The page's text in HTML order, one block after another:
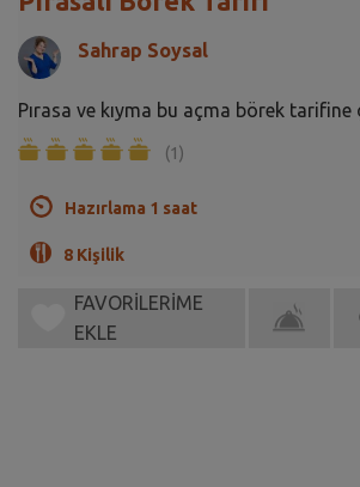
Sahrap Soysal
Pırasa ve kıyma bu açma börek tarifine
(1)
Hazırlama 1 saat
8 Kişilik
FAVORİLERİME
EKLE